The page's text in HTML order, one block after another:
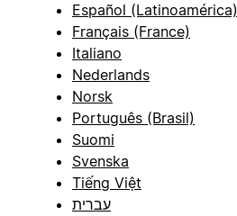
Español (Latinoamérica)
Français (France)
Italiano
Nederlands
Norsk
Português (Brasil)
Suomi
Svenska
Tiếng Việt
עברית